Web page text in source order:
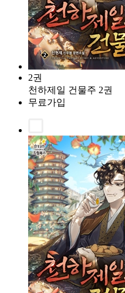
2권
천하제일 건물주 2권
무료가입